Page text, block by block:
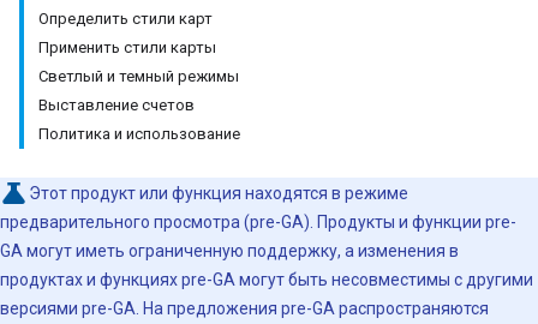
Определить стили карт
Применить стили карты
Светлый и темный режимы
Выставление счетов
Политика и использование
Этот продукт или функция находятся в режиме
предварительного просмотра (pre-GA). Продукты и функции pre-
GA могут иметь ограниченную поддержку, а изменения в
продуктах и ​​функциях pre-GA могут быть несовместимы с другими
версиями pre-GA. На предложения pre-GA распространяются